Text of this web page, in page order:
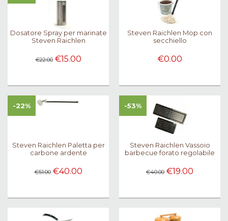
Dosatore Spray per marinate
Steven Raichlen
€22.00€15.00
Steven Raichlen Mop con
secchiello
€0.00
Steven Raichlen Paletta per
carbone ardente
€51.00€40.00
-22%
Steven Raichlen Vassoio
barbecue forato regolabile
€40.00 €19.00
-53%